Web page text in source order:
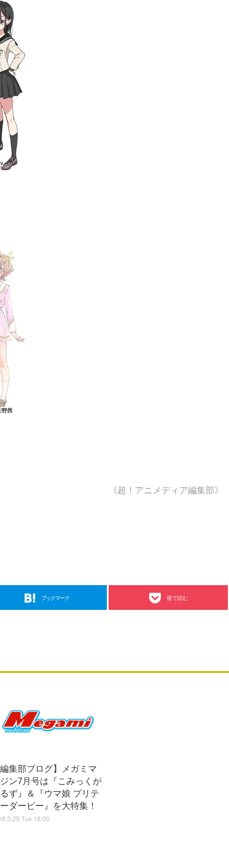
《超！アニメディア編集部》
ブックマーク 後で読む
編集部ブログ】メガミマ
ン7月号は『こみっくが
ず』＆『ウマ娘 プリテ
ダービー』を大特集！
Tue 18:00